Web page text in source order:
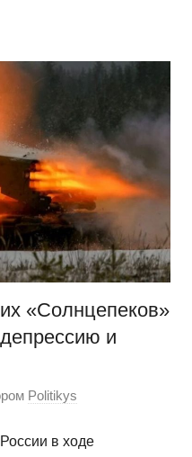
«Солнцепеков»
и
Politikys
в ходе